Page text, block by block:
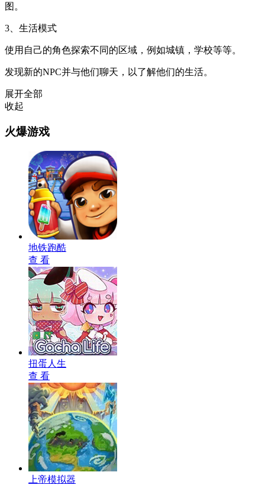
图。
3、生活模式
使用自己的角色探索不同的区域，例如城镇，学校等等。
发现新的NPC并与他们聊天，以了解他们的生活。
展开全部
收起
火爆游戏
地铁跑酷
查 看
扭蛋人生
查 看
上帝模拟器